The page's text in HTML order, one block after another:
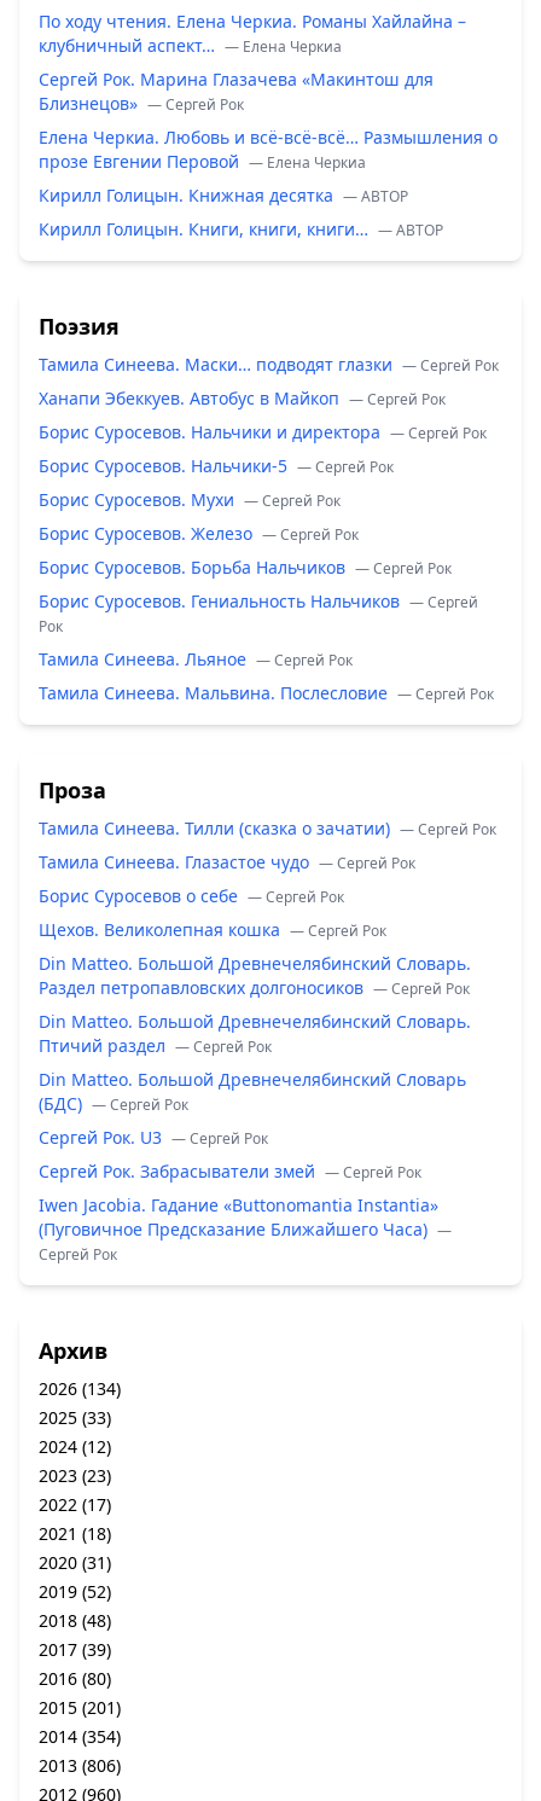
По ходу чтения. Елена Черкиа. Романы Хайлайна –
клубничный аспект… — Елена Черкиа
Сергей Рок. Марина Глазачева «Макинтош для
Близнецов» — Сергей Рок
Елена Черкиа. Любовь и всё-всё-всё… Размышления о
прозе Евгении Перовой — Елена Черкиа
Кирилл Голицын. Книжная десятка — ABTOP
Кирилл Голицын. Книги, книги, книги… — ABTOP
Поэзия
Тамила Синеева. Маски… подводят глазки — Сергей Рок
Ханапи Эбеккуев. Автобус в Майкоп — Сергей Рок
Борис Суросевов. Нальчики и директора — Сергей Рок
Борис Суросевов. Нальчики-5 — Сергей Рок
Борис Суросевов. Мухи — Сергей Рок
Борис Суросевов. Железо — Сергей Рок
Борис Суросевов. Борьба Нальчиков — Сергей Рок
Борис Суросевов. Гениальность Нальчиков — Сергей
Рок
Тамила Синеева. Льяное — Сергей Рок
Тамила Синеева. Мальвина. Послесловие — Сергей Рок
Проза
Тамила Синеева. Тилли (сказка о зачатии) — Сергей Рок
Тамила Синеева. Глазастое чудо — Сергей Рок
Борис Суросевов о себе — Сергей Рок
Щехов. Великолепная кошка — Сергей Рок
Din Matteo. Большой Древнечелябинский Словарь.
Раздел петропавловских долгоносиков — Сергей Рок
Din Matteo. Большой Древнечелябинский Словарь.
Птичий раздел — Сергей Рок
Din Matteo. Большой Древнечелябинский Словарь
(БДС) — Сергей Рок
Сергей Рок. U3 — Сергей Рок
Сергей Рок. Забрасыватели змей — Сергей Рок
Iwen Jacobia. Гадание «Buttonomantia Instantia»
(Пуговичное Предсказание Ближайшего Часа) —
Сергей Рок
Архив
2026 (134)
2025 (33)
2024 (12)
2023 (23)
2022 (17)
2021 (18)
2020 (31)
2019 (52)
2018 (48)
2017 (39)
2016 (80)
2015 (201)
2014 (354)
2013 (806)
2012 (960)